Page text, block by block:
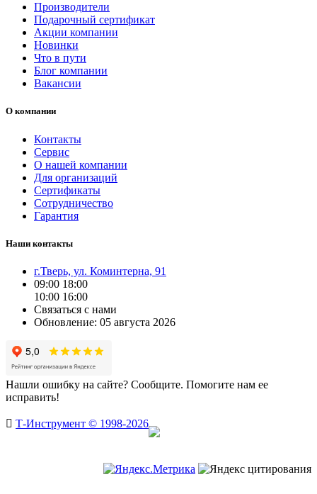
Производители
Подарочный сертификат
Акции компании
Новинки
Что в пути
Блог компании
Вакансии
О компании
Контакты
Сервис
О нашей компании
Для организаций
Сертификаты
Сотрудничество
Гарантия
Наши контакты
г.Тверь, ул. Коминтерна, 91
09:00 18:00
10:00 16:00
Связаться с нами
Обновление: 05 августа 2026
Нашли ошибку на сайте? Сообщите. Помогите нам ее
исправить!
 Т-Инструмент © 1998-2026